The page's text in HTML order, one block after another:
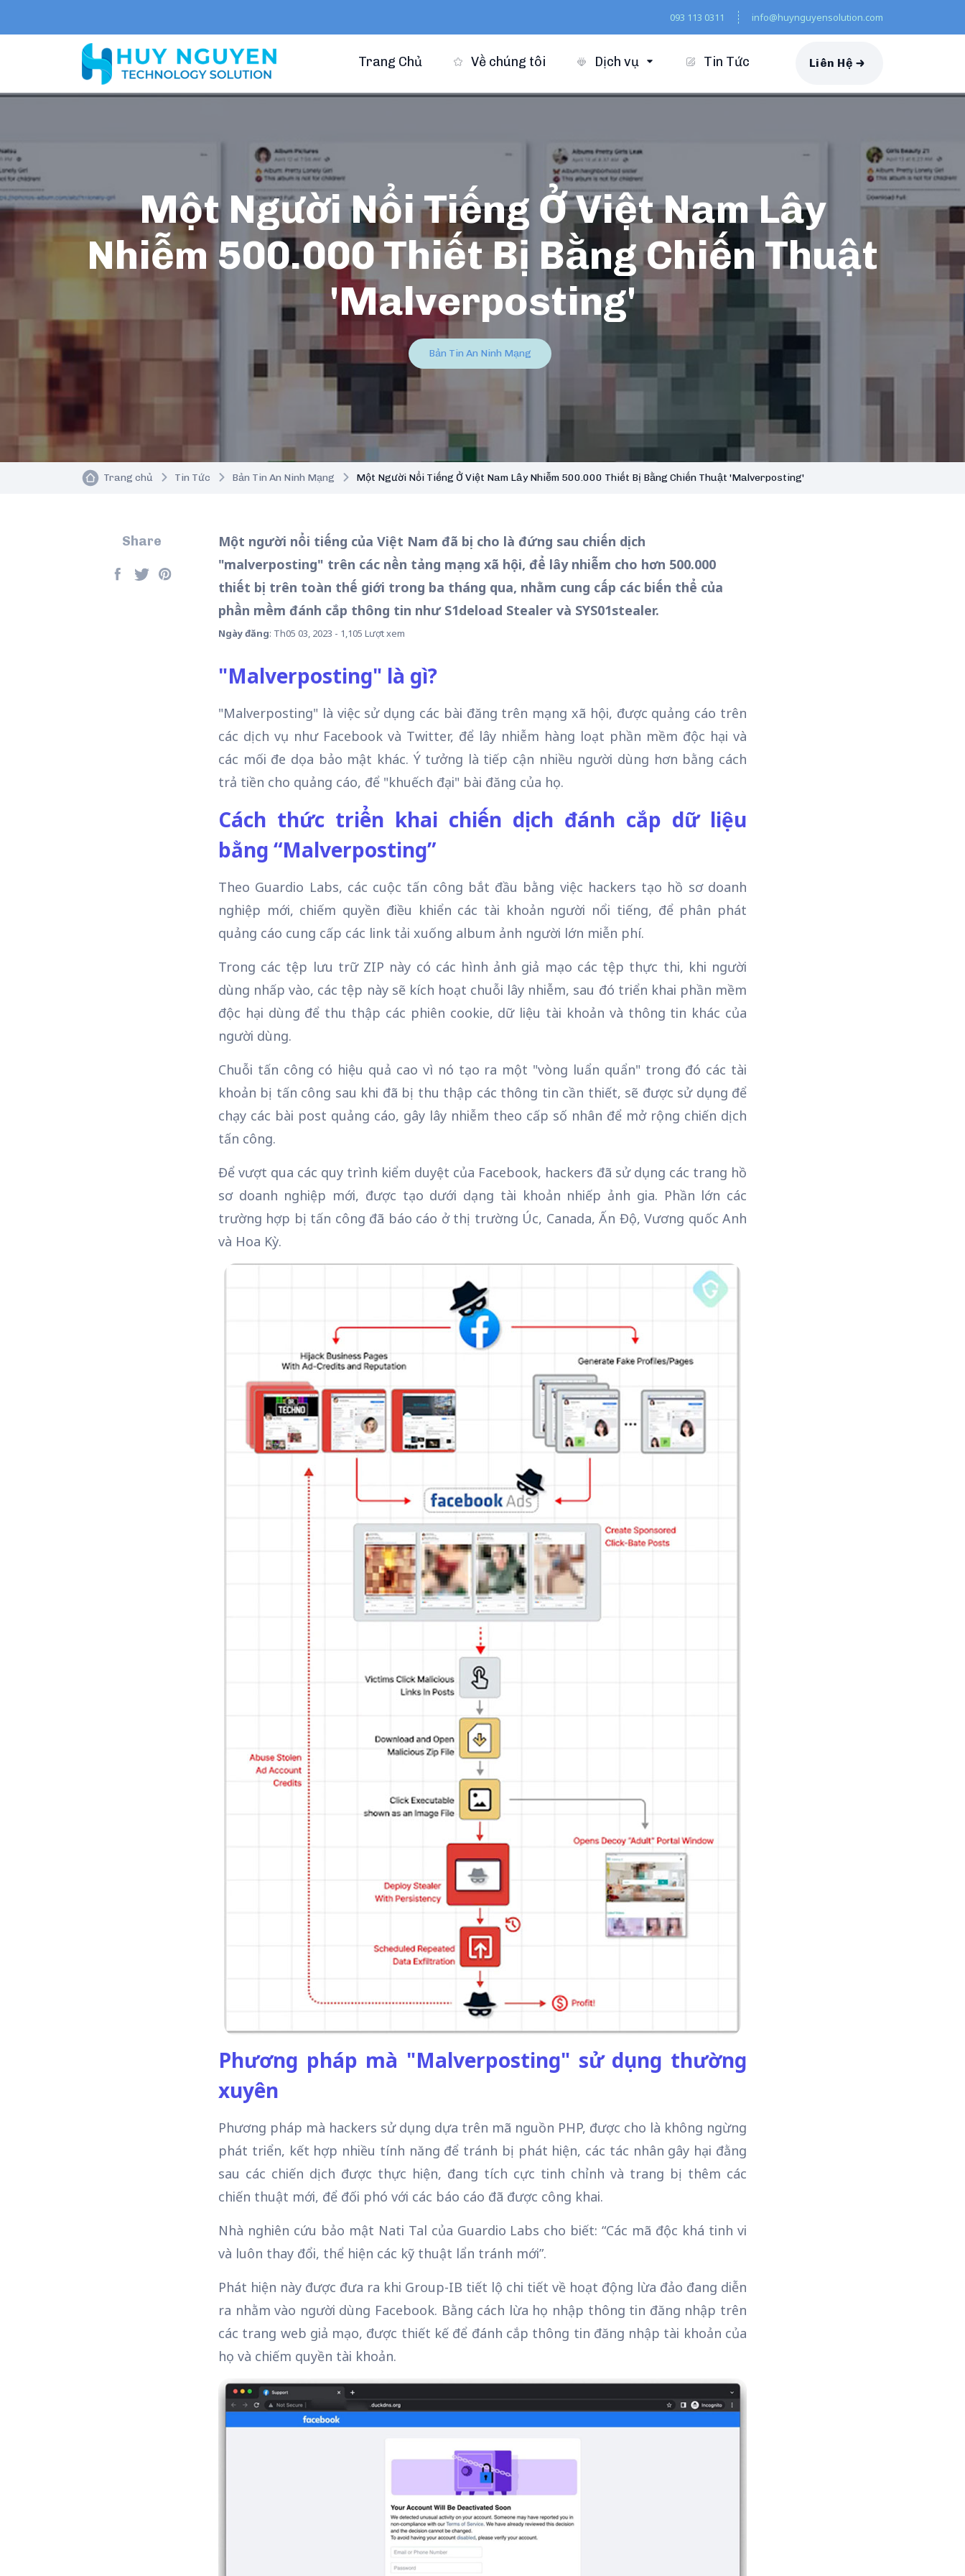
093 113 0311 info@huynguyensolution.com
Trang Chủ Về chúng tôi Dịch vụ Tin Tức Liên Hệ
Một Người Nổi Tiếng Ở Việt Nam Lây
Nhiễm 500.000 Thiết Bị Bằng Chiến Thuật
'Malverposting'
Bản Tin An Ninh Mạng
Trang chủ Tin Tức Bản Tin An Ninh Mạng Một Người Nổi Tiếng Ở Việt Nam Lây Nhiễm 500.000 Thiết Bị Bằng Chiến Thuật 'Malverposting'
Share
Một người nổi tiếng của Việt Nam đã bị cho là đứng sau chiến dịch
"malverposting" trên các nền tảng mạng xã hội, để lây nhiễm cho hơn 500.000
thiết bị trên toàn thế giới trong ba tháng qua, nhằm cung cấp các biến thể của
phần mềm đánh cắp thông tin như S1deload Stealer và SYS01stealer.
Ngày đăng: Th05 03, 2023 - 1,105 Lượt xem
"Malverposting" là gì?
"Malverposting" là việc sử dụng các bài đăng trên mạng xã hội, được quảng cáo trên
các dịch vụ như Facebook và Twitter, để lây nhiễm hàng loạt phần mềm độc hại và
các mối đe dọa bảo mật khác. Ý tưởng là tiếp cận nhiều người dùng hơn bằng cách
trả tiền cho quảng cáo, để "khuếch đại" bài đăng của họ.
Cách thức triển khai chiến dịch đánh cắp dữ liệu
bằng “Malverposting”
Theo Guardio Labs, các cuộc tấn công bắt đầu bằng việc hackers tạo hồ sơ doanh
nghiệp mới, chiếm quyền điều khiển các tài khoản người nổi tiếng, để phân phát
quảng cáo cung cấp các link tải xuống album ảnh người lớn miễn phí.
Trong các tệp lưu trữ ZIP này có các hình ảnh giả mạo các tệp thực thi, khi người
dùng nhấp vào, các tệp này sẽ kích hoạt chuỗi lây nhiễm, sau đó triển khai phần mềm
độc hại dùng để thu thập các phiên cookie, dữ liệu tài khoản và thông tin khác của
người dùng.
Chuỗi tấn công có hiệu quả cao vì nó tạo ra một "vòng luẩn quẩn" trong đó các tài
khoản bị tấn công sau khi đã bị thu thập các thông tin cần thiết, sẽ được sử dụng để
chạy các bài post quảng cáo, gây lây nhiễm theo cấp số nhân để mở rộng chiến dịch
tấn công.
Để vượt qua các quy trình kiểm duyệt của Facebook, hackers đã sử dụng các trang hồ
sơ doanh nghiệp mới, được tạo dưới dạng tài khoản nhiếp ảnh gia. Phần lớn các
trường hợp bị tấn công đã báo cáo ở thị trường Úc, Canada, Ấn Độ, Vương quốc Anh
và Hoa Kỳ.
Phương pháp mà "Malverposting" sử dụng thường
xuyên
Phương pháp mà hackers sử dụng dựa trên mã nguồn PHP, được cho là không ngừng
phát triển, kết hợp nhiều tính năng để tránh bị phát hiện, các tác nhân gây hại đằng
sau các chiến dịch được thực hiện, đang tích cực tinh chỉnh và trang bị thêm các
chiến thuật mới, để đối phó với các báo cáo đã được công khai.
Nhà nghiên cứu bảo mật Nati Tal của Guardio Labs cho biết: “Các mã độc khá tinh vi
và luôn thay đổi, thể hiện các kỹ thuật lẩn tránh mới”.
Phát hiện này được đưa ra khi Group-IB tiết lộ chi tiết về hoạt động lừa đảo đang diễn
ra nhằm vào người dùng Facebook. Bằng cách lừa họ nhập thông tin đăng nhập trên
các trang web giả mạo, được thiết kế để đánh cắp thông tin đăng nhập tài khoản của
họ và chiếm quyền tài khoản.